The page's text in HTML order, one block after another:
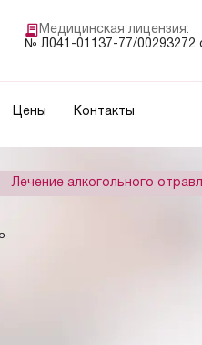
Медицинская лицензия:
№ Л041-01137-77/00293272
Цены Контакты
Лечение алкогольного